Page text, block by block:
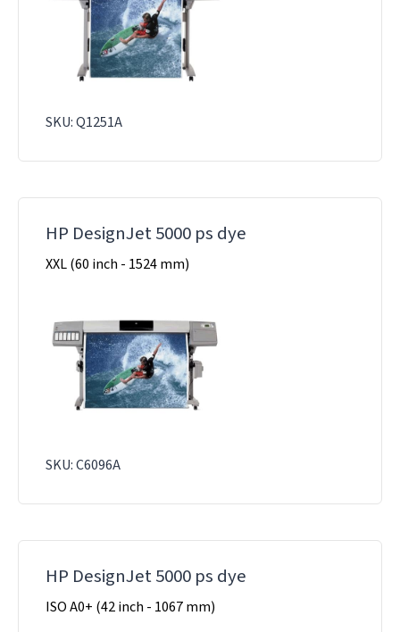
SKU: Q1251A
HP DesignJet 5000 ps dye
XXL (60 inch - 1524 mm)
SKU: C6096A
HP DesignJet 5000 ps dye
ISO A0+ (42 inch - 1067 mm)